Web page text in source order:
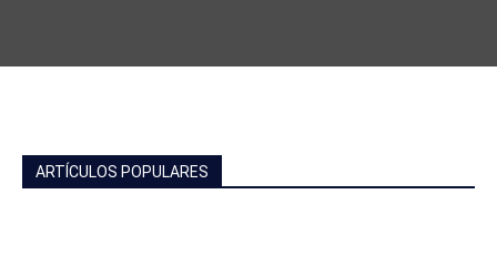
ARTÍCULOS POPULARES